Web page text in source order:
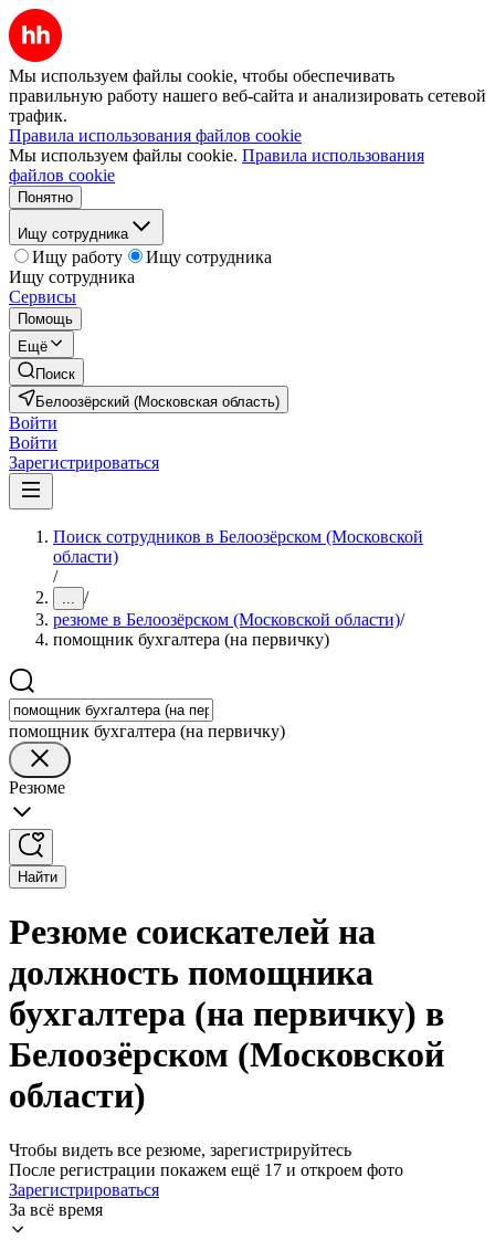
Мы используем файлы cookie, чтобы обеспечивать
правильную работу нашего веб-сайта и анализировать сетевой
трафик.
Правила использования файлов cookie
Мы используем файлы cookie. Правила использования
файлов cookie
Понятно
Ищу сотрудника
Ищу работу
Ищу сотрудника
Ищу сотрудника
Сервисы
Помощь
Ещё
Поиск
Белоозёрский (Московская область)
Войти
Войти
Зарегистрироваться
Поиск сотрудников в Белоозёрском (Московской
области)
/
... /
резюме в Белоозёрском (Московской области)/
помощник бухгалтера (на первичку)
помощник бухгалтера (на первичку)
Резюме
Найти
Резюме соискателей на
должность помощника
бухгалтера (на первичку) в
Белоозёрском (Московской
области)
Чтобы видеть все резюме, зарегистрируйтесь
После регистрации покажем ещё 17 и откроем фото
Зарегистрироваться
За всё время